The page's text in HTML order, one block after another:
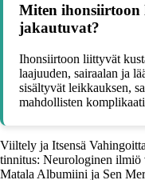
Miten ihonsiirtoon
jakautuvat?
Ihonsiirtoon liittyvät
laajuuden, sairaalan ja
sisältyvät leikkauksen,
mahdollisten
Viiltely ja Itsensä
tinnitus: Neurologinen ilmiö
Matala Albumiini ja Sen